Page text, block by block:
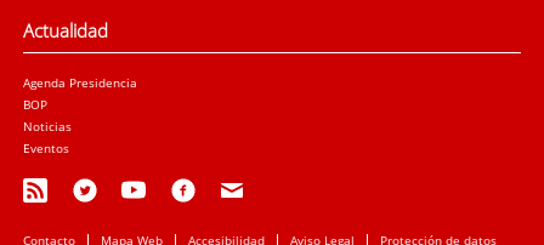
Actualidad
Agenda Presidencia
BOP
Noticias
Eventos
Contacto Mapa Web Accesibilidad Aviso Legal Protección de datos